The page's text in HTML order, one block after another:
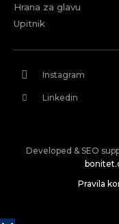
Hrana za glavu
Upitnik
Instagram
Linkedin
Developed & SEO
Pravila